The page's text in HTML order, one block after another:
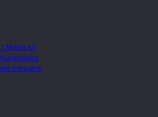
Media kit
frequenti